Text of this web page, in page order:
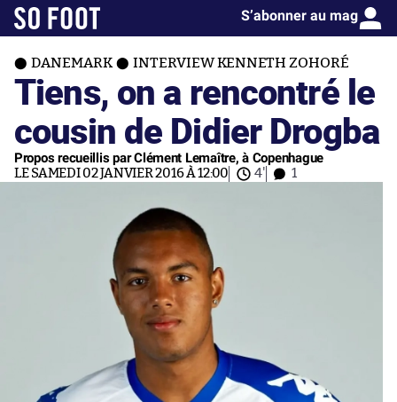
S’abonner au mag
DANEMARK INTERVIEW KENNETH ZOHORÉ
Tiens, on a rencontré le
cousin de Didier Drogba
Propos recueillis par Clément Lemaître, à Copenhague
LE SAMEDI 02 JANVIER 2016 À 12:00 4' 1